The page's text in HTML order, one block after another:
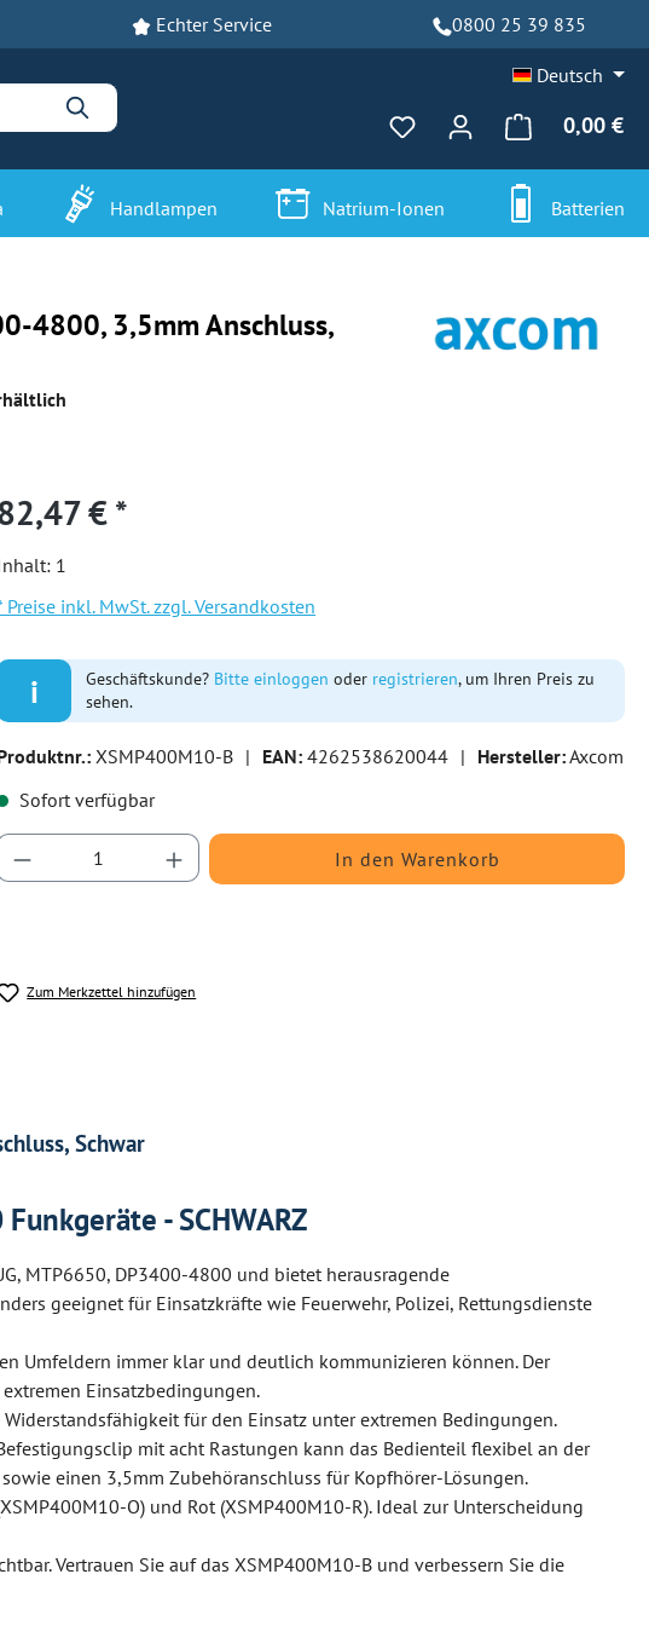
Echter Service 0800 25 39 835
Deutsch
Du hast 0 Produkte auf
0,00 €
Handlampen Natrium-Ionen Batterien
4800, 3,5mm Anschluss,
€ *
1
Preise inkl. MwSt. zzgl. Versandkosten
i Geschäftskunde? Bitte einloggen oder registrieren, um Ihren Preis zu
sehen.
XSMP400M10-B | EAN: 4262538620044 | Hersteller:Axcom
Sofort verfügbar
Anzahl: Gib den gewünschten Wert ein
In den Warenkorb
Zum Merkzettel hinzufügen
Schwar
- SCHWARZ
MTP6650, DP3400-4800 und bietet herausragende
geeignet für Einsatzkräfte wie Feuerwehr, Polizei, Rettungsdienste
Umfeldern immer klar und deutlich kommunizieren können. Der
Einsatzbedingungen.
für den Einsatz unter extremen Bedingungen.
mit acht Rastungen kann das Bedienteil flexibel an der
einen 3,5mm Zubehöranschluss für Kopfhörer-Lösungen.
O) und Rot (XSMP400M10-R). Ideal zur Unterscheidung
Vertrauen Sie auf das XSMP400M10-B und verbessern Sie die